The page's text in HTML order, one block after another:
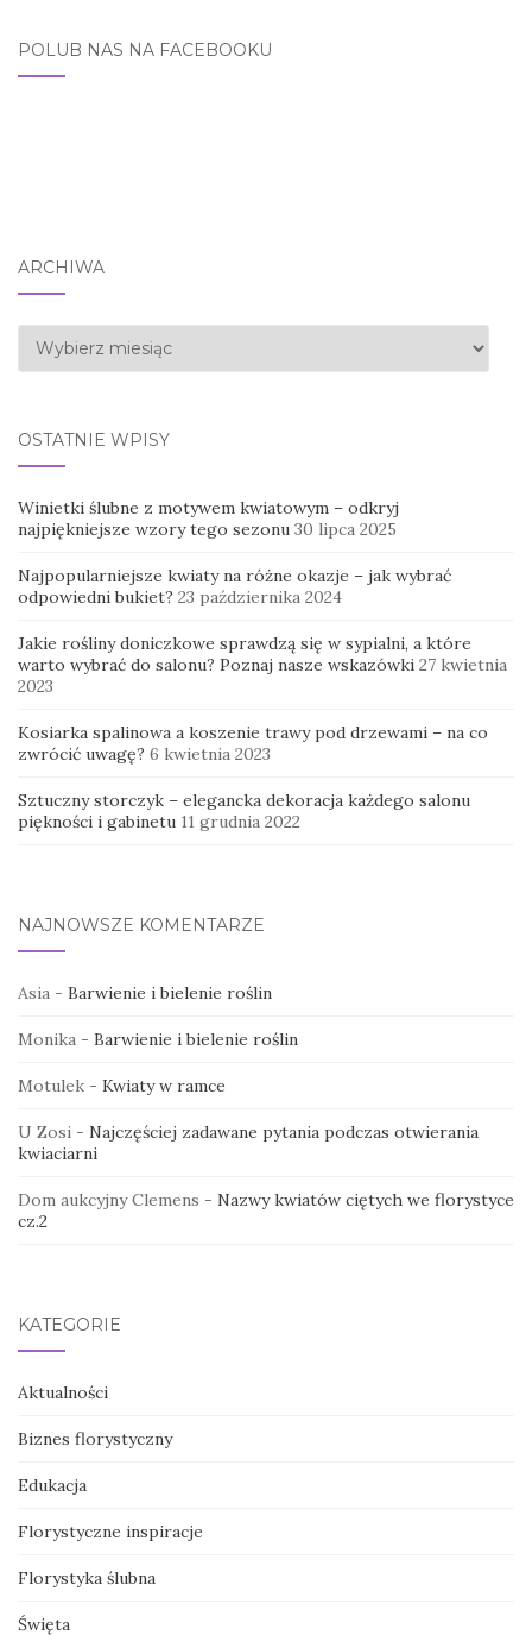
POLUB NAS NA FACEBOOKU
ARCHIWA
Archiwa
OSTATNIE WPISY
Winietki ślubne z motywem kwiatowym – odkryj
najpiękniejsze wzory tego sezonu 30 lipca 2025
Najpopularniejsze kwiaty na różne okazje – jak wybrać
odpowiedni bukiet? 23 października 2024
Jakie rośliny doniczkowe sprawdzą się w sypialni, a które
warto wybrać do salonu? Poznaj nasze wskazówki 27 kwietnia
2023
Kosiarka spalinowa a koszenie trawy pod drzewami – na co
zwrócić uwagę? 6 kwietnia 2023
Sztuczny storczyk – elegancka dekoracja każdego salonu
piękności i gabinetu 11 grudnia 2022
NAJNOWSZE KOMENTARZE
Asia - Barwienie i bielenie roślin
Monika - Barwienie i bielenie roślin
Motulek - Kwiaty w ramce
U Zosi - Najczęściej zadawane pytania podczas otwierania
kwiaciarni
Dom aukcyjny Clemens - Nazwy kwiatów ciętych we florystyce
cz.2
KATEGORIE
Aktualności
Biznes florystyczny
Edukacja
Florystyczne inspiracje
Florystyka ślubna
Święta